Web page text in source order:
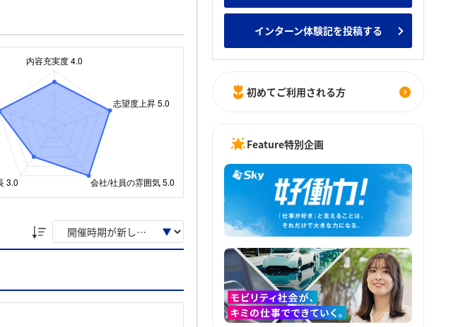
インターン体験記を投稿する
初めてご利用される方
Feature特別企画